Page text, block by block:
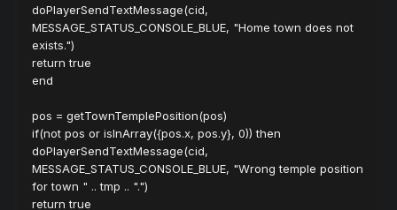
doPlayerSendTextMessage(cid,
MESSAGE_STATUS_CONSOLE_BLUE, "Home town does not
exists.")
return true
end
pos = getTownTemplePosition(pos)
if(not pos or isInArray({pos.x, pos.y}, 0)) then
doPlayerSendTextMessage(cid,
MESSAGE_STATUS_CONSOLE_BLUE, "Wrong temple position
for town " .. tmp .. ".")
return true